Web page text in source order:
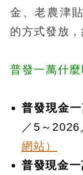
金、老農津
的方式發放
普發一萬什
普發現金
／5～
網站）
普發現金